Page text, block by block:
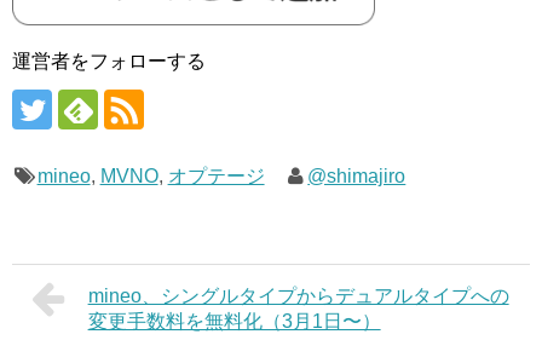
運営者をフォローする
mineo, MVNO, オプテージ @shimajiro
mineo、シングルタイプからデュアルタイプへの
変更手数料を無料化（3月1日〜）